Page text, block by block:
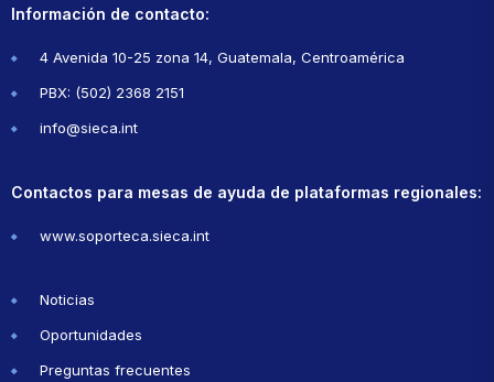
Información de contacto:
4 Avenida 10-25 zona 14, Guatemala, Centroamérica
PBX: (502) 2368 2151
info@sieca.int
Contactos para mesas de ayuda de plataformas regionales:
www.soporteca.sieca.int
Noticias
Oportunidades
Preguntas frecuentes